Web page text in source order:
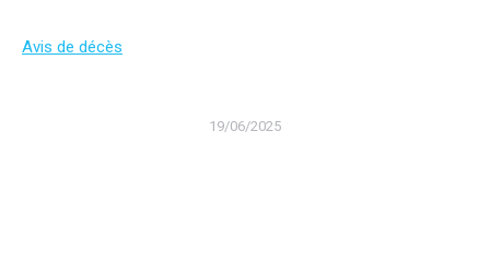
Avis de décès
19/06/2025